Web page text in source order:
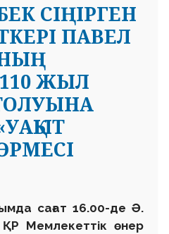
СІҢІРГЕН
ПАВЕЛ
ЖЫЛ
ТОЛУЫНА
сағат 16.00-де Ә.
Мемлекеттік өнер